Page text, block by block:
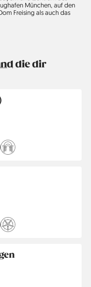
München, auf den
Freising als auch das
die dir